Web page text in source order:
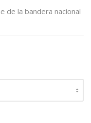
de la bandera nacional